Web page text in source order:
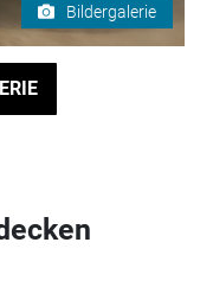
Bildergalerie